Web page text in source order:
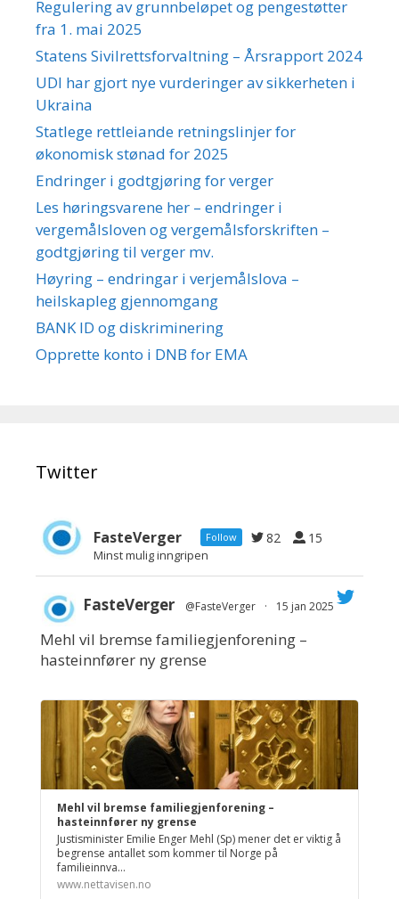
Regulering av grunnbeløpet og pengestøtter
fra 1. mai 2025
Statens Sivilrettsforvaltning – Årsrapport 2024
UDI har gjort nye vurderinger av sikkerheten i
Ukraina
Statlege rettleiande retningslinjer for
økonomisk stønad for 2025
Endringer i godtgjøring for verger
Les høringsvarene her – endringer i
vergemålsloven og vergemålsforskriften –
godtgjøring til verger mv.
Høyring – endringar i verjemålslova –
heilskapleg gjennomgang
BANK ID og diskriminering
Opprette konto i DNB for EMA
Twitter
FasteVerger Follow 82 15
Minst mulig inngripen
;
FasteVerger @FasteVerger · 15 jan 2025
Mehl vil bremse familiegjenforening –
hasteinnfører ny grense
Mehl vil bremse familiegjenforening –
hasteinnfører ny grense
Justisminister Emilie Enger Mehl (Sp) mener det er viktig å
begrense antallet som kommer til Norge på
familieinnva...
www.nettavisen.no